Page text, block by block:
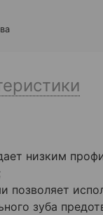
низким
позволяет
зуба